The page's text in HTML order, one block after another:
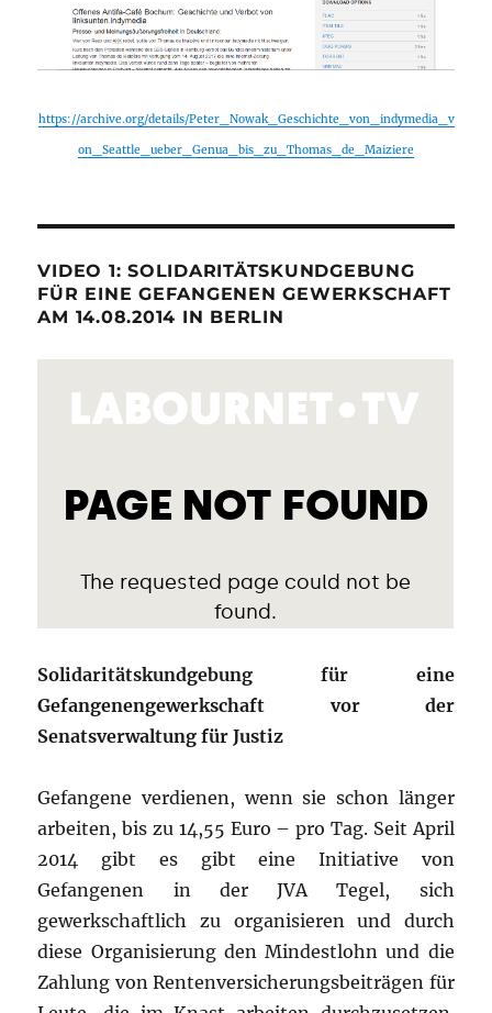
https://archive.org/details/Peter_Nowak_Geschichte_von_indymedia_v
on_Seattle_ueber_Genua_bis_zu_Thomas_de_Maiziere
VIDEO 1: SOLIDARITÄTSKUNDGEBUNG
FÜR EINE GEFANGENEN GEWERKSCHAFT
AM 14.08.2014 IN BERLIN
Solidaritätskundgebung für eine
Gefangenengewerkschaft vor der
Senatsverwaltung für Justiz
Gefangene verdienen, wenn sie schon länger
arbeiten, bis zu 14,55 Euro – pro Tag. Seit April
2014 gibt es gibt eine Initiative von
Gefangenen in der JVA Tegel, sich
gewerkschaftlich zu organisieren und durch
diese Organisierung den Mindestlohn und die
Zahlung von Rentenversicherungsbeiträgen für